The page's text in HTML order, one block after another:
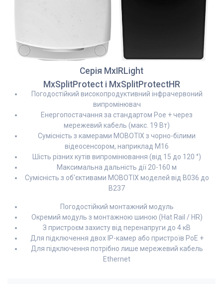
Серія MxIRLight
MxSplitProtect і MxSplitProtectHR
Погодостійкий високопродуктивний інфрачервоний
випромінювач
Енергопостачання за стандартом Poe + через
мережевий кабель (макс. 19 Вт)
Сумісність з камерами MOBOTIX з чорно-білими
відеосенсором, наприклад M16
Шість різних кутів випромінювання (від 15 до 120 °)
Максимальна дальність дії 20-160 м
Сумісність з об'єктивами MOBOTIX моделей від B036 до
B237
Погодостійкий монтажний модуль
Окремий модуль з монтажною шиною (Hat Rail / HR)
З пристроєм захисту від перенапруги до 4 кВ
Для підключення двох IP-камер або пристроїв PoE +
Для підключення потрібно лише мережевий кабель
Ethernet